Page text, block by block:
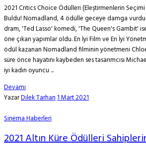
2021 Critics Choice Ödülleri (Eleştirmenlerin
Buldu! Nomadland, 4 ödülle geceye damga
dram, 'Ted Lasso' komedi, 'The Queen's Gambit'
öne çıkan yapımlar oldu. En İyi Film ve En İyi
ödül kazanan Nomadland filminin yönetmeni
süre önce hayatını kaybeden ses tasarımcısı
iyi kadın oyuncu ...
Devamı
YazarDilek Tarhan1 Mart 2021
Sinema Haberleri
2021 Altın Küre Ödülleri